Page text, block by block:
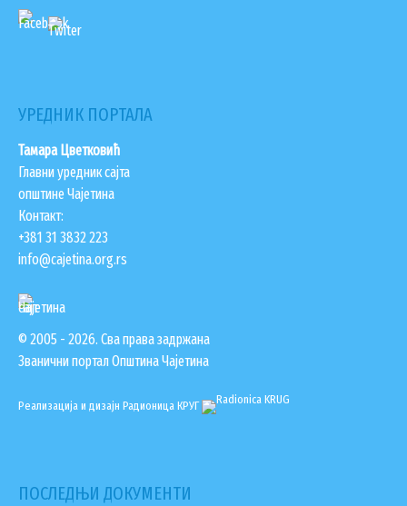
УРЕДНИК ПОРТАЛА
Тамара Цветковић
Главни уредник сајта
општине Чајетина
Контакт:
+381 31 3832 223
info@cajetina.org.rs
© 2005 - 2026. Сва права задржана
Званични портал Општина Чајетина
Реализација и дизајн Радионица КРУГ
ПОСЛЕДЊИ ДОКУМЕНТИ